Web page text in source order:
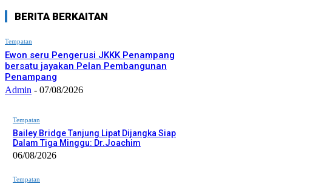
BERITA BERKAITAN
Tempatan
Ewon seru Pengerusi JKKK Penampang
bersatu jayakan Pelan Pembangunan
Penampang
Admin - 07/08/2026
Tempatan
Bailey Bridge Tanjung Lipat Dijangka Siap
Dalam Tiga Minggu: Dr.Joachim
06/08/2026
Tempatan